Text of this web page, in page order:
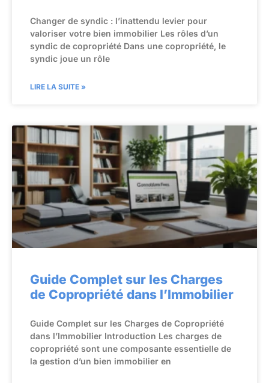
Changer de syndic : l’inattendu levier pour
valoriser votre bien immobilier Les rôles d’un
syndic de copropriété Dans une copropriété, le
syndic joue un rôle
LIRE LA SUITE »
Guide Complet sur les Charges
de Copropriété dans l’Immobilier
Guide Complet sur les Charges de Copropriété
dans l’Immobilier Introduction Les charges de
copropriété sont une composante essentielle de
la gestion d’un bien immobilier en